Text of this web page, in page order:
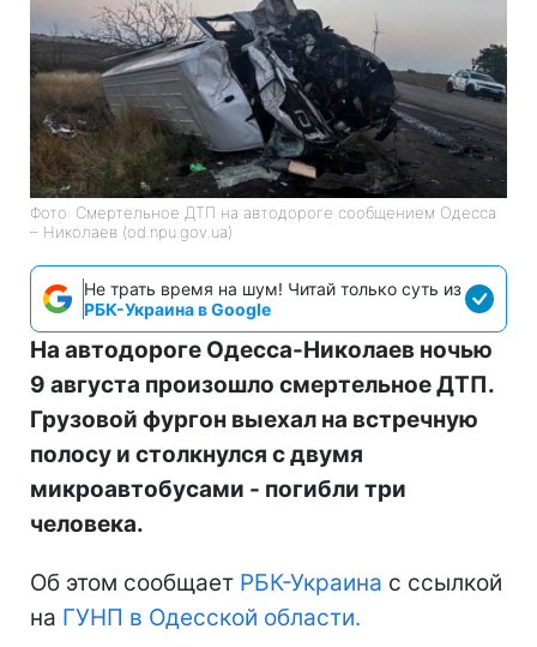
Фото: Смертельное ДТП на автодороге сообщением Одесса
– Николаев (od.npu.gov.ua)
Не трать время на шум! Читай только суть из
РБК-Украина в Google
На автодороге Одесса-Николаев ночью
9 августа произошло смертельное ДТП.
Грузовой фургон выехал на встречную
полосу и столкнулся с двумя
микроавтобусами - погибли три
человека.
Об этом сообщает РБК-Украина с ссылкой
на ГУНП в Одесской области.